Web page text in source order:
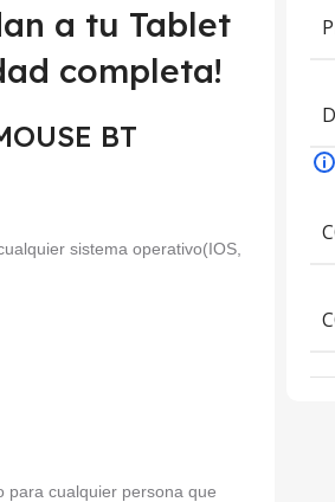
a tu Tablet
completa!
BT
sistema operativo(IOS,
para cualquier persona que